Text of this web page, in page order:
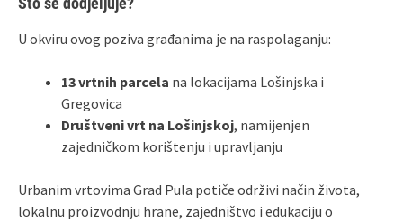
U okviru ovog poziva građanima je na raspolaganju:
13 vrtnih parcela na lokacijama Lošinjska i
Gregovica
Društveni vrt na Lošinjskoj, namijenjen
zajedničkom korištenju i upravljanju
Urbanim vrtovima Grad Pula potiče održivi način života,
lokalnu proizvodnju hrane, zajedništvo i edukaciju o